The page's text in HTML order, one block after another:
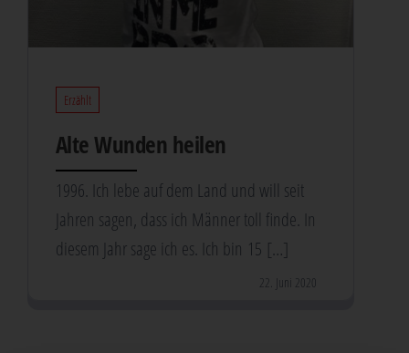
Erzählt
Alte Wun­den heilen
1996. Ich lebe auf dem Land und will seit
Jah­ren sagen, dass ich Män­ner toll fin­de. In
die­sem Jahr sage ich es. Ich bin 15 […]
22. Juni 2020